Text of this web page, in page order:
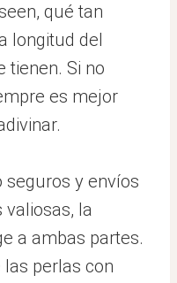
qué tan
longitud del
tienen. Si no
es mejor
seguros y envíos
valiosas, la
a ambas partes.
perlas con